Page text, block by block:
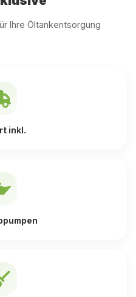
Ihre Öltankentsorgung
inkl.